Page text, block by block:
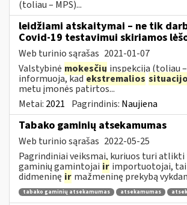
(toliau – MPS)...
leidžiami atskaitymai – ne tik
Covid-19 testavimui skiriamos
Web turinio sąrašas 2021-01-07
Valstybinė mokesčių inspekcija (toliau
informuoja, kadekstremalios
metu įmonės patirtos...
Metai: 2021 Pagrindinis: Naujiena
Tabako gaminių atsekamumas
Web turinio sąrašas 2022-05-25
Pagrindiniai veiksmai, kuriuos turi atlikti
gaminių gamintojai ir importuotojai,
didmeninę ir mažmeninę prekybą
tabako gaminių atsekamumas atsekamumas